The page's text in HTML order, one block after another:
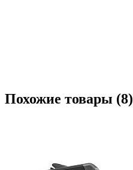
Похожие товары (8)